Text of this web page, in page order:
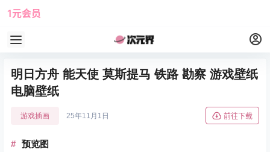
1元会员
明日方舟 能天使 莫斯提马 铁路 勘察 游戏壁纸
电脑壁纸
游戏插画 25年11月1日 前往下载
预览图